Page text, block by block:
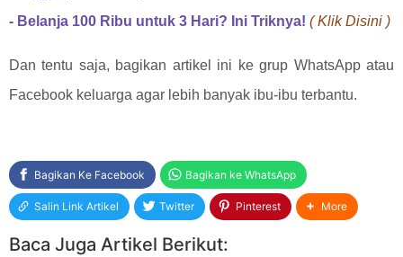
- Belanja 100 Ribu untuk 3 Hari? Ini Triknya! ( Klik Disini )
Dan tentu saja, bagikan artikel ini ke grup WhatsApp atau
Facebook keluarga agar lebih banyak ibu-ibu terbantu.
Bagikan Ke Facebook Bagikan ke WhatsApp
Salin Link Artikel Twitter Pinterest More
Baca Juga Artikel Berikut: